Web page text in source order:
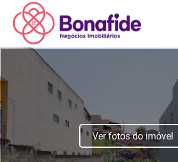
Ver fotos do imóvel